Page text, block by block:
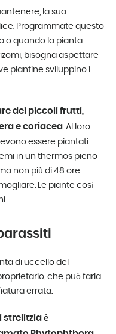
la sua
Programmate questo
o quando la pianta
bisogna aspettare
piantine sviluppino i
dei piccoli frutti,
e coriacea. Al loro
essere piantati
in un thermos pieno
non più di 48 ore.
Le piante così
di uccello del
che può farla
errata.
strelitzia è